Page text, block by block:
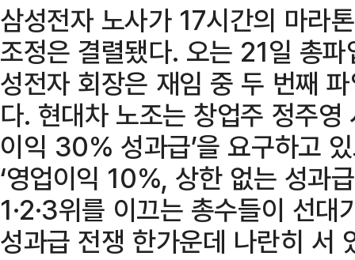
삼성전자 노사가 17시간의 마라
조정은 결렬됐다. 오는 21일 총
성전자 회장은 재임 중 두 번째
다. 현대차 노조는 창업주 정주영
이익 30% 성과급’을 요구하고
‘영업이익 10%, 상한 없는 성과
1·2·3위를 이끄는 총수들이 선
성과급 전쟁 한가운데 나란히 서